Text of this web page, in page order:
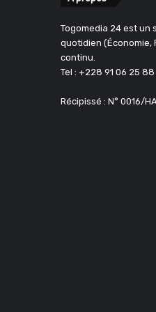
Togomedia 24 est
quotidien (Économie,
continu.
Tel : +228 91 06 25 88
Récipissé : N° 0016/